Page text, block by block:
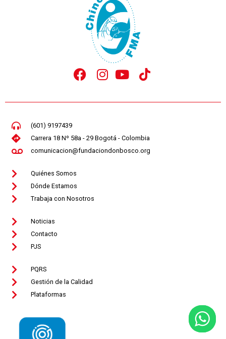
(601) 9197439
Carrera 18 Nº 58a - 29 Bogotá - Colombia
comunicacion@fundaciondonbosco.org
Quiénes Somos
Dónde Estamos
Trabaja con Nosotros
Noticias
Contacto
PJS
PQRS
Gestión de la Calidad
Plataformas